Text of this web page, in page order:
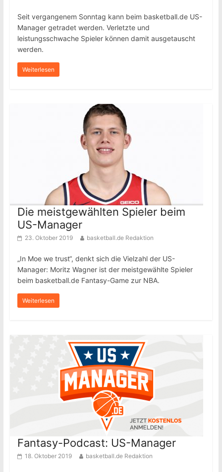
Seit vergangenem Sonntag kann beim basketball.de US-
Manager getradet werden. Verletzte und
leistungsschwache Spieler können damit ausgetauscht
werden.
Weiterlesen
Die meistgewählten Spieler beim
US-Manager
23. Oktober 2019 basketball.de Redaktion
„In Moe we trust“, denkt sich die Vielzahl der US-
Manager: Moritz Wagner ist der meistgewählte Spieler
beim basketball.de Fantasy-Game zur NBA.
Weiterlesen
Fantasy-Podcast: US-Manager
18. Oktober 2019 basketball.de Redaktion